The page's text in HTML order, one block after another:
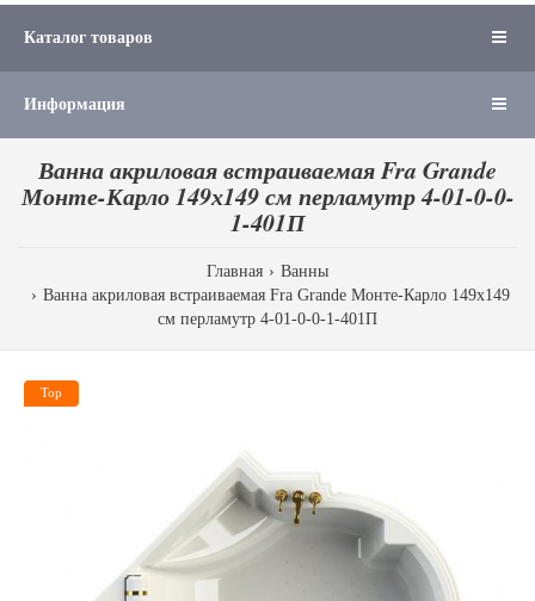
Каталог товаров
Информация
Ванна акриловая встраиваемая Fra Grande
Монте-Карло 149х149 см перламутр 4-01-0-0-
1-401П
Главная
Ванны
Ванна акриловая встраиваемая Fra Grande Монте-Карло 149х149
см перламутр 4-01-0-0-1-401П
Top